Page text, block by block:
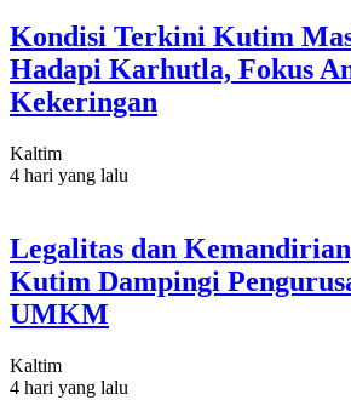
Kondisi Terkini Kutim
Hadapi Karhutla, Fokus
Kekeringan
Kaltim
4 hari yang lalu
Legalitas dan
Kutim Dampingi
UMKM
Kaltim
4 hari yang lalu